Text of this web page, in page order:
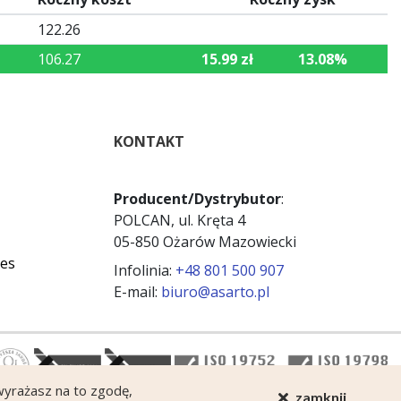
122.26
106.27 15.99 zł 13.08%
KONTAKT
Producent/Dystrybutor:
POLCAN, ul. Kręta 4
05-850 Ożarów Mazowiecki
Infolinia: +48 801 500 907
E-mail: biuro@asarto.pl
na to zgodę,
zamknij